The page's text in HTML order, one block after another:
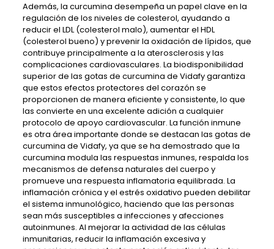
Además, la curcumina desempeña un papel clave en la
regulación de los niveles de colesterol, ayudando a
reducir el LDL (colesterol malo), aumentar el HDL
(colesterol bueno) y prevenir la oxidación de lípidos, que
contribuye principalmente a la aterosclerosis y las
complicaciones cardiovasculares. La biodisponibilidad
superior de las gotas de curcumina de Vidafy garantiza
que estos efectos protectores del corazón se
proporcionen de manera eficiente y consistente, lo que
las convierte en una excelente adición a cualquier
protocolo de apoyo cardiovascular. La función inmune
es otra área importante donde se destacan las gotas de
curcumina de Vidafy, ya que se ha demostrado que la
curcumina modula las respuestas inmunes, respalda los
mecanismos de defensa naturales del cuerpo y
promueve una respuesta inflamatoria equilibrada. La
inflamación crónica y el estrés oxidativo pueden debilitar
el sistema inmunológico, haciendo que las personas
sean más susceptibles a infecciones y afecciones
autoinmunes. Al mejorar la actividad de las células
inmunitarias, reducir la inflamación excesiva y